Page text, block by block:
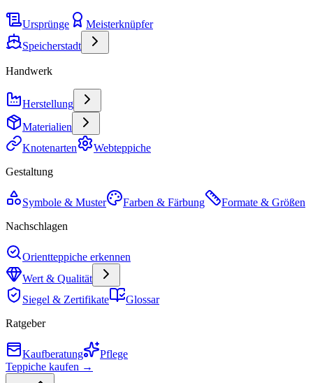
Ursprünge
Meisterknüpfer
Speicherstadt
Handwerk
Herstellung
Materialien
Knotenarten
Webteppiche
Gestaltung
Symbole & Muster Farben & Färbung
Formate & Größen
Nachschlagen
Orientteppiche erkennen
Wert & Qualität
Siegel & Zertifikate
Glossar
Ratgeber
Kaufberatung
Pflege
Teppiche kaufen →